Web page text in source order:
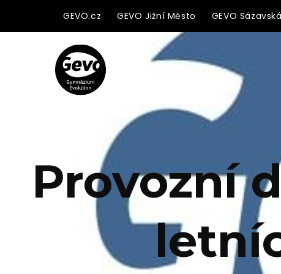
GEVO.cz GEVO Jižní Město GEVO Sázavská
Provozní